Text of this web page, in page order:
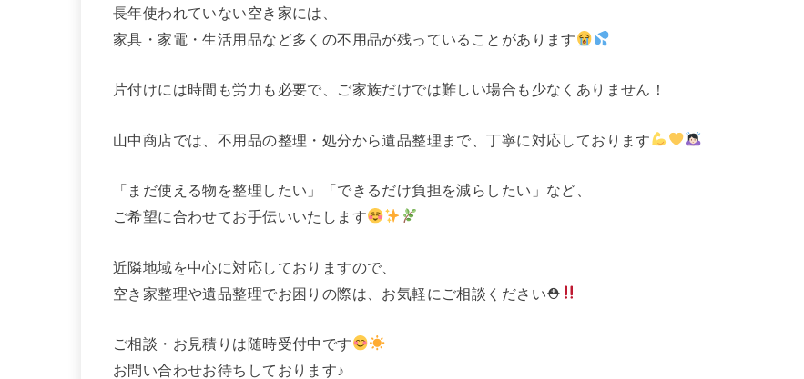
長年使われていない空き家には、
家具・家電・生活用品など多くの不用品が残っていることがあります
片付けには時間も労力も必要で、ご家族だけでは難しい場合も少なくありません！
山中商店では、不用品の整理・処分から遺品整理まで、丁寧に対応しております
「まだ使える物を整理したい」「できるだけ負担を減らしたい」など、
ご希望に合わせてお手伝いいたします
近隣地域を中心に対応しておりますので、
空き家整理や遺品整理でお困りの際は、お気軽にご相談ください⛑
ご相談・お見積りは随時受付中です
お問い合わせお待ちしております♪